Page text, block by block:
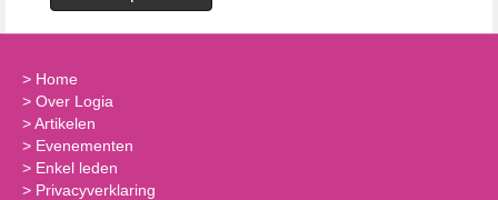
> Home
> Over Logia
>Artikelen
> Evenementen
> Enkel leden
> Privacyverklaring